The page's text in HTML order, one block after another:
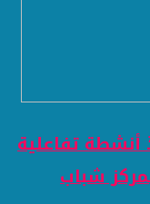
أنشطة تفاعلية
شباب